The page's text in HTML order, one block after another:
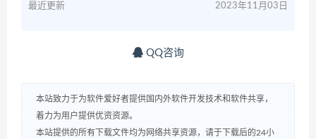
最近更新 2023年11月03日
QQ咨询
本站致力于为软件爱好者提供国内外软件开发技术和软件共享，
着力为用户提供优资资源。
本站提供的所有下载文件均为网络共享资源，请于下载后的24小